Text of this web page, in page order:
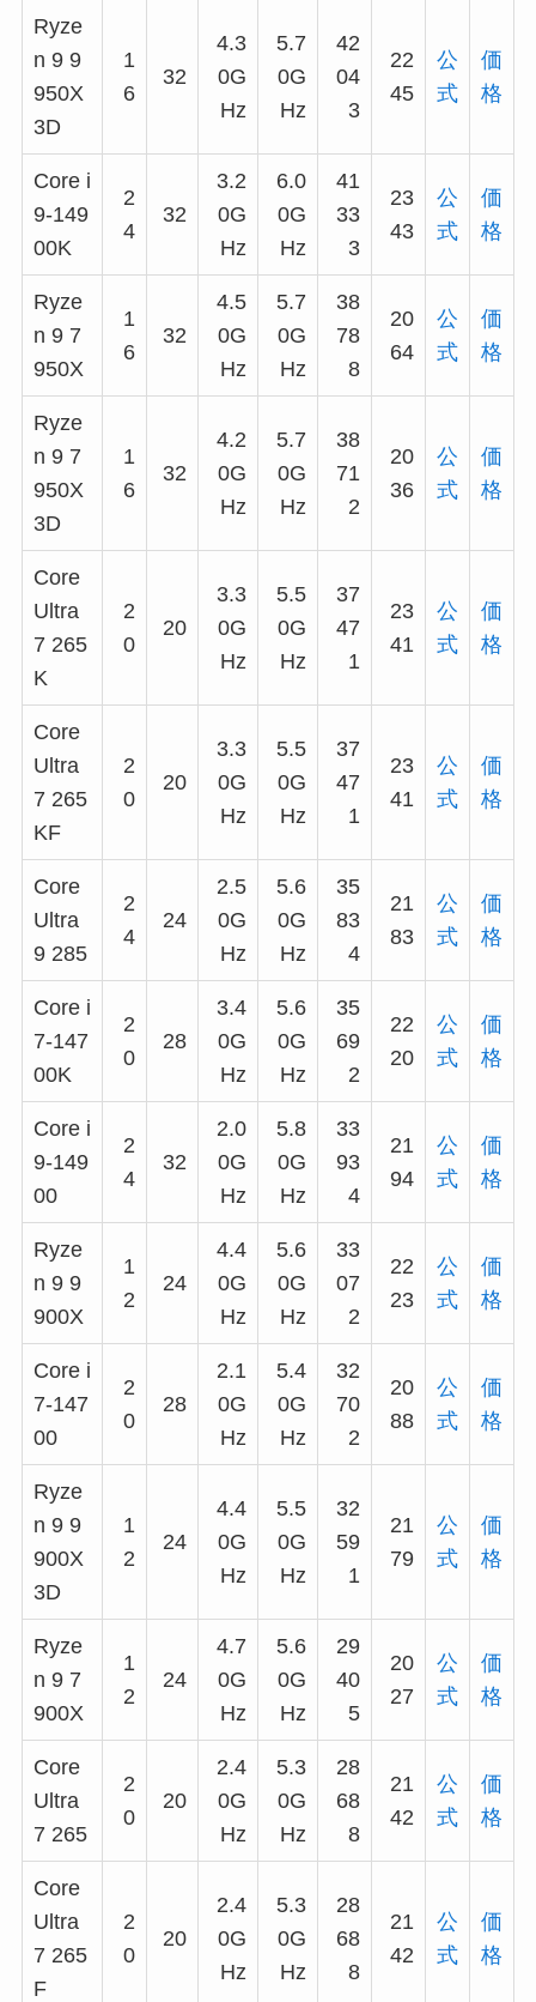
Ryze
n 9 9
950X
3D
1
6
32
4.3
0G
Hz
5.7
0G
Hz
42
04
3
22
45
公
式
価
格
Core i
9-149
00K
2
4
32
3.2
0G
Hz
6.0
0G
Hz
41
33
3
23
43
公
式
価
格
Ryze
n 9 7
950X
1
6
32
4.5
0G
Hz
5.7
0G
Hz
38
78
8
20
64
公
式
価
格
Ryze
n 9 7
950X
3D
1
6
32
4.2
0G
Hz
5.7
0G
Hz
38
71
2
20
36
公
式
価
格
Core
Ultra
7 265
K
2
0
20
3.3
0G
Hz
5.5
0G
Hz
37
47
1
23
41
公
式
価
格
Core
Ultra
7 265
KF
2
0
20
3.3
0G
Hz
5.5
0G
Hz
37
47
1
23
41
公
式
価
格
Core
Ultra
9 285
2
4
24
2.5
0G
Hz
5.6
0G
Hz
35
83
4
21
83
公
式
価
格
Core i
7-147
00K
2
0
28
3.4
0G
Hz
5.6
0G
Hz
35
69
2
22
20
公
式
価
格
Core i
9-149
00
2
4
32
2.0
0G
Hz
5.8
0G
Hz
33
93
4
21
94
公
式
価
格
Ryze
n 9 9
900X
1
2
24
4.4
0G
Hz
5.6
0G
Hz
33
07
2
22
23
公
式
価
格
Core i
7-147
00
2
0
28
2.1
0G
Hz
5.4
0G
Hz
32
70
2
20
88
公
式
価
格
Ryze
n 9 9
900X
3D
1
2
24
4.4
0G
Hz
5.5
0G
Hz
32
59
1
21
79
公
式
価
格
Ryze
n 9 7
900X
1
2
24
4.7
0G
Hz
5.6
0G
Hz
29
40
5
20
27
公
式
価
格
Core
Ultra
7 265
2
0
20
2.4
0G
Hz
5.3
0G
Hz
28
68
8
21
42
公
式
価
格
Core
Ultra
7 265
F
2
0
20
2.4
0G
Hz
5.3
0G
Hz
28
68
8
21
42
公
式
価
格